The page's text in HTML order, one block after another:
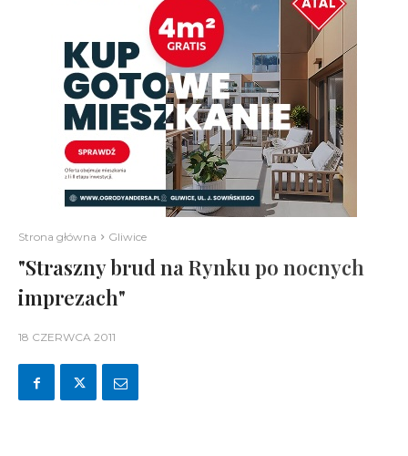
Strona główna Gliwice
"Straszny brud na Rynku po nocnych
imprezach"
18 CZERWCA 2011